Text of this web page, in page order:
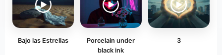
Bajo las Estrellas
Porcelain under
black ink
3